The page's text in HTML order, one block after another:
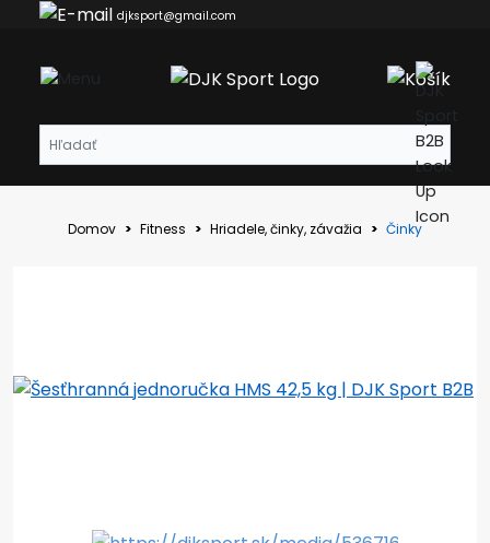
djksport@gmail.com
Domov Fitness Hriadele, činky, závažia Činky